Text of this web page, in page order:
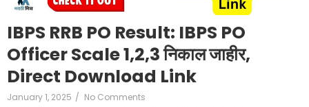
IBPS RRB PO Result: IBPS PO
Officer Scale 1,2,3 निकाल जाहीर,
Direct Download Link
January 1, 2025 / No Comments